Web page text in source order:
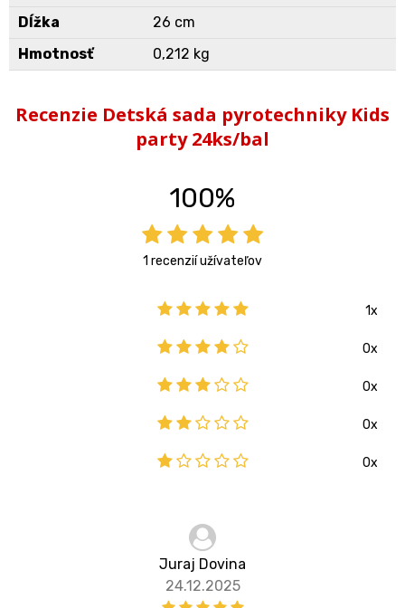
Dĺžka
26 cm
Hmotnosť
0,212 kg
Recenzie Detská sada pyrotechniky Kids
party 24ks/bal
100%
1 recenzií užívateľov
1x
0x
0x
0x
0x
Juraj Dovina
24.12.2025